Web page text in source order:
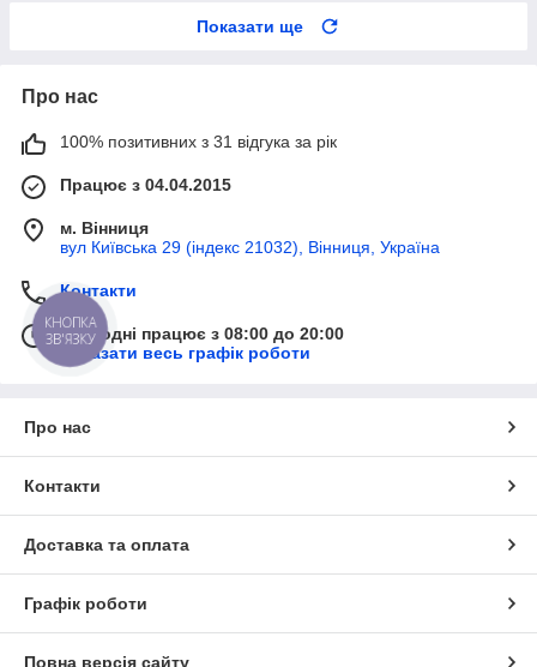
Показати ще
Про нас
100% позитивних з 31 відгука за рік
Працює з 04.04.2015
м. Вінниця
вул Київська 29 (індекс 21032), Вінниця, Україна
Контакти
Сьогодні працює з 08:00 до 20:00
Показати весь графік роботи
Про нас
Контакти
Доставка та оплата
Графік роботи
Повна версія сайту
КНОПКА
ЗВ'ЯЗКУ